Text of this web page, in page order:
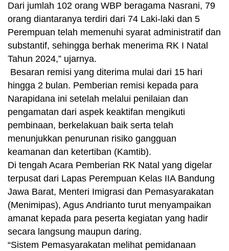
Dari jumlah 102 orang WBP beragama Nasrani, 79
orang diantaranya terdiri dari 74 Laki-laki dan 5
Perempuan telah memenuhi syarat administratif dan
substantif, sehingga berhak menerima RK I Natal
Tahun 2024,” ujarnya.
Besaran remisi yang diterima mulai dari 15 hari
hingga 2 bulan. Pemberian remisi kepada para
Narapidana ini setelah melalui penilaian dan
pengamatan dari aspek keaktifan mengikuti
pembinaan, berkelakuan baik serta telah
menunjukkan penurunan risiko gangguan
keamanan dan ketertiban (Kamtib).
Di tengah Acara Pemberian RK Natal yang digelar
terpusat dari Lapas Perempuan Kelas IIA Bandung
Jawa Barat, Menteri Imigrasi dan Pemasyarakatan
(Menimipas), Agus Andrianto turut menyampaikan
amanat kepada para peserta kegiatan yang hadir
secara langsung maupun daring.
“Sistem Pemasyarakatan melihat pemidanaan